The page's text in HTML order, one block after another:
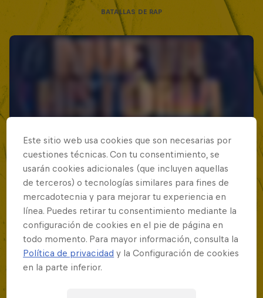
BATALLAS DE RAP
Este sitio web usa cookies que son necesarias por
cuestiones técnicas. Con tu consentimiento, se
usarán cookies adicionales (que incluyen aquellas
de terceros) o tecnologías similares para fines de
mercadotecnia y para mejorar tu experiencia en
línea. Puedes retirar tu consentimiento mediante la
configuración de cookies en el pie de página en
todo momento. Para mayor información, consulta la
Política de privacidad y la Configuración de cookies
en la parte inferior.